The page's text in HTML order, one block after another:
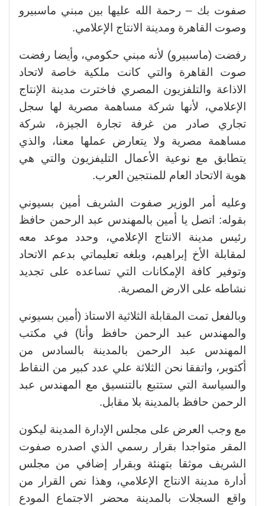
صفوت بك – رحمة الله عليها بين مبني ماسبيرو
وصوت القاهرة ومدينة الانتاج الإعلامي.
رفضت (ماسبيرو) لأنه مبني حكومي، وأيضا رفضت
صوت القاهرة والتي كانت ملكية خاصة لاتحاد
الاذاعة والتلفزيون المصري فاخترت مدينة الإنتاج
الإعلامي، لأنها شركة مساهمة مصرية لها سجل
تجاري صادر من غرفة تجارة الجيزة، شركة
مساهمة مصرية ولا يتعارض عملها معنا، والذي
يتطابق مع نوعية الأعمال التليفزيون والتي هي
هوية الاتحاد العام للمنتجين العرب.
وعليه أمر الوزير صفوت الشريف أمين بسيوني
بقوله: اتصل يا أمين بالمهندس عبد الرحمن حافظ
رئيس مدينة الانتاج الإعلامي، وحدد موعد معه
لمقابلة الأخ إبراهيم، وبلغه تعليماتي بدعم الاتحاد
وتوفير كافة الإمكانات التي تساعده على تجديد
نشاطه على الارض المصرية.
وبالفعل تمت المقابلة الثلاثية الاستاذ (أمين بسيوني
والمهندس عبد الرحمن حافظ وأنا) في مكتب
المهندس عبد الرحمن بالمدينة بالسادس من
أكتوبر، واتفقا نحن الثلاثة علي عدد كبير من النقاط
والسياسة التي ستتبع بالتنسيق مع المهندس عبد
الرحمن حافظ بالمدينة بلا مقابل.
مع وجب العرض على مجلس الإدارة المدينة ليكون
المقر متواجدا بقرار رسمي الذي اصدره صفوت
الشريف موثقا بتهنئة وبقرار إضافي من مجلس
أدارة مدينة الانتاج الإعلامي، وهذا نص القرار من
واقع السجلات بالمدينة محضر الاجتماع المودع